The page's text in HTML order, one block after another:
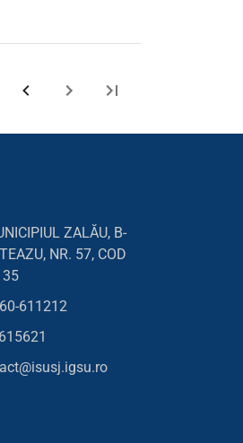
ZALĂU, B-
NR. 57, COD
611212